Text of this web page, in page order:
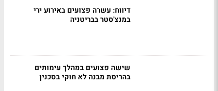
דיווח: עשרה פצועים באירוע ירי
במנצ'סטר בבריטניה
שישה פצועים במהלך עימותים
בהריסת מבנה לא חוקי בסכנין